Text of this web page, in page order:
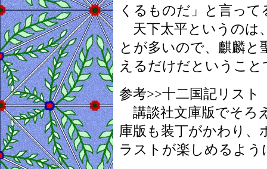
くるものだ」と言って
天下太平というのは
とが多いので、麒麟
えるだけだということ
参考>>十二国記リスト
講談社文庫版でそろ
庫版も装丁がかわり、
ラストが楽しめるよ